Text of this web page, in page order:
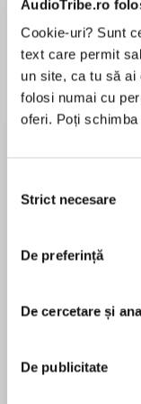
AudioTribe.ro
Cookie-uri? Sunt
text care permit
un site, ca tu să ai
folosi numai cu
oferi. Poți
consimțământului
Strict necesare
De preferință
De cercetare și
De publicitate
Despre
What would
turned evil?
Jewell
‘The
Jeffery Deaver
She’s in your
From the No. 1
pentru
S. K. Tremayne